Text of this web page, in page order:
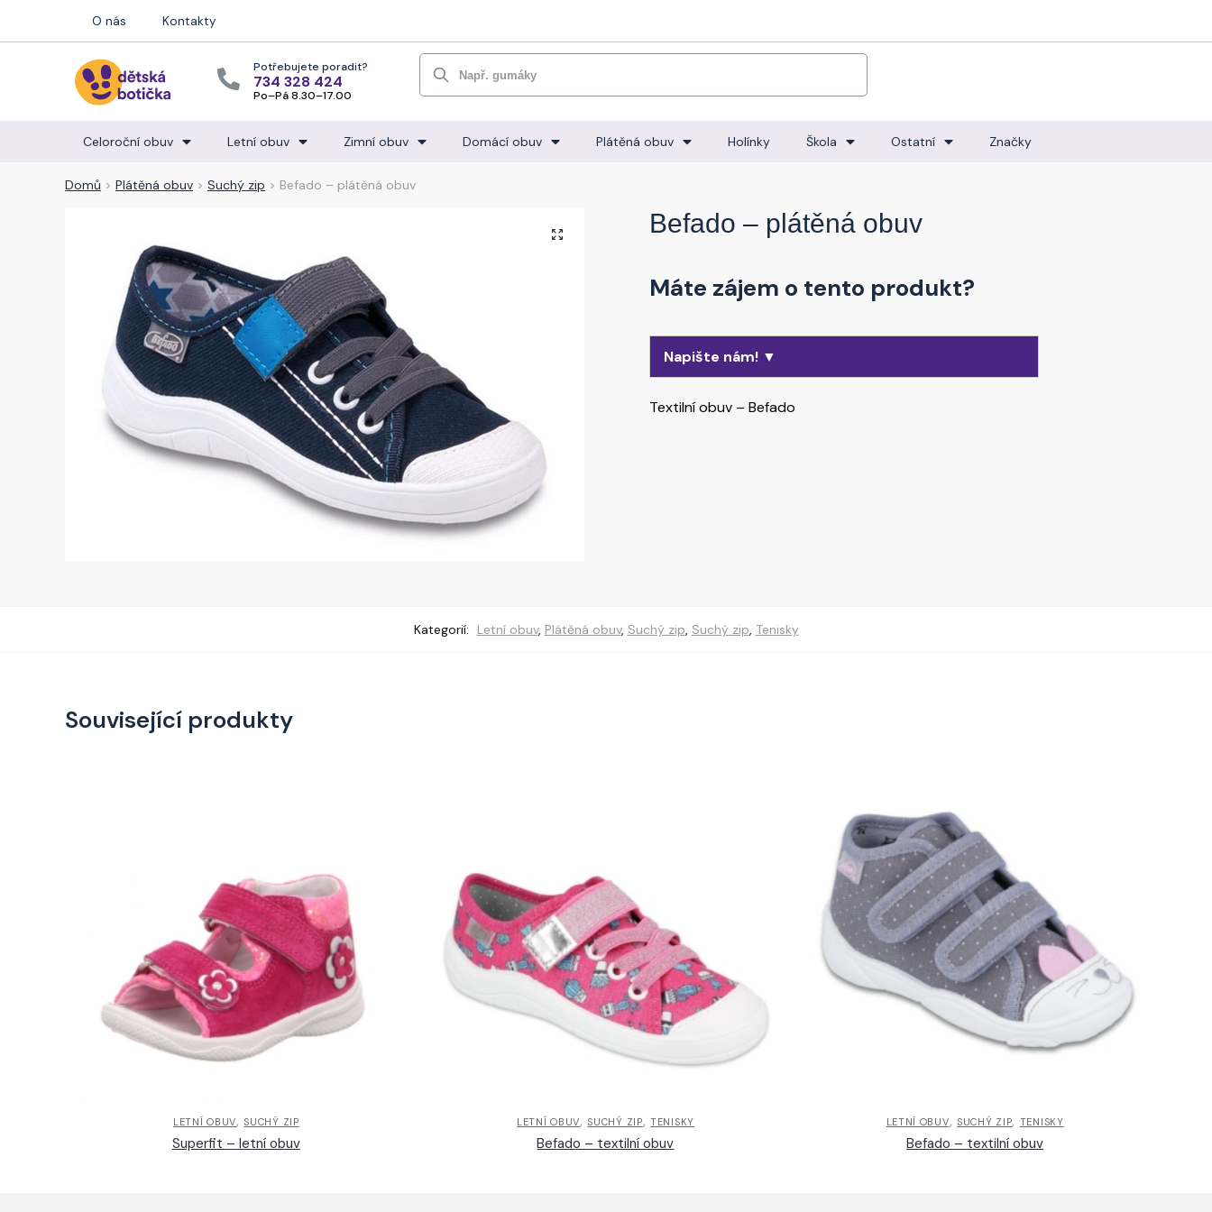
O nás Kontakty
Potřebujete poradit?
734 328 424
Po–Pá 8.30–17.00
Hledat
Celoroční obuv Letní obuv Zimní obuv Domácí obuv Plátěná obuv Holínky Škola Ostatní Značky
Domů >Plátěná obuv >Suchý zip > Befado – plátěná obuv
🔍 Befado – plátěná obuv
Máte zájem o tento produkt?
Napište nám! ▼
Textilní obuv – Befado
Kategorií: Letní obuv, Plátěná obuv, Suchý zip, Suchý zip, Tenisky
Související produkty
LETNÍ OBUV,SUCHÝ ZIP
Superfit – letní obuv
LETNÍ OBUV,SUCHÝ ZIP,TENISKY
Befado – textilní obuv
LETNÍ OBUV, SUCHÝ ZIP, TENISKY
Befado – textilní obuv